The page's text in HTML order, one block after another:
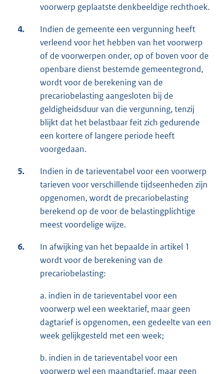
voorwerp geplaatste denkbeeldige rechthoek.
4.
Indien de gemeente een vergunning heeft
verleend voor het hebben van het voorwerp
of de voorwerpen onder, op of boven voor de
openbare dienst bestemde gemeentegrond,
wordt voor de berekening van de
precariobelasting aangesloten bij de
geldigheidsduur van die vergunning, tenzij
blijkt dat het belastbaar feit zich gedurende
een kortere of langere periode heeft
voorgedaan.
5.
Indien in de tarieventabel voor een voorwerp
tarieven voor verschillende tijdseenheden zijn
opgenomen, wordt de precariobelasting
berekend op de voor de belastingplichtige
meest voordelige wijze.
6.
In afwijking van het bepaalde in artikel 1
wordt voor de berekening van de
precariobelasting:
a. indien in de tarieventabel voor een
voorwerp wel een weektarief, maar geen
dagtarief is opgenomen, een gedeelte van een
week gelijkgesteld met een week;
b. indien in de tarieventabel voor een
voorwerp wel een maandtarief, maar geen